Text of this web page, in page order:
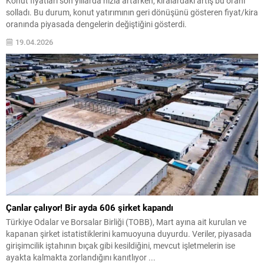
solladı. Bu durum, konut yatırımının geri dönüşünü gösteren fiyat/kira
oranında piyasada dengelerin değiştiğini gösterdi.
19.04.2026
Çanlar çalıyor! Bir ayda 606 şirket kapandı
Türkiye Odalar ve Borsalar Birliği (TOBB), Mart ayına ait kurulan ve
kapanan şirket istatistiklerini kamuoyuna duyurdu. Veriler, piyasada
girişimcilik iştahının bıçak gibi kesildiğini, mevcut işletmelerin ise
ayakta kalmakta zorlandığını kanıtlıyor ...